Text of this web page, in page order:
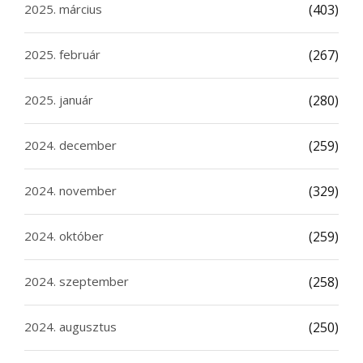
2025. március (403)
2025. február (267)
2025. január (280)
2024. december (259)
2024. november (329)
2024. október (259)
2024. szeptember (258)
2024. augusztus (250)